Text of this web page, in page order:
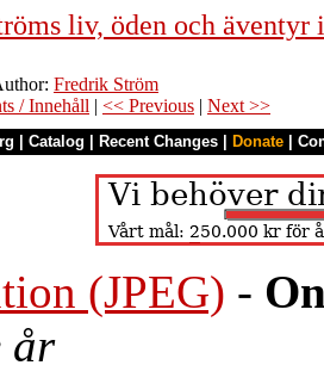
liv, öden och
Fredrik Ström
/ Innehåll | << Previous | Next >>
Catalog Recent Changes Donate
(JPEG) -
år